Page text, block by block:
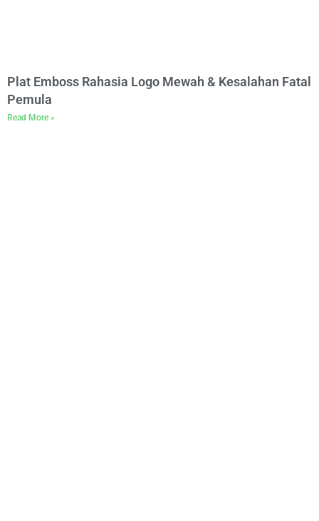
Plat Emboss Rahasia Logo Mewah & Kesalahan Fatal
Pemula
Read More »